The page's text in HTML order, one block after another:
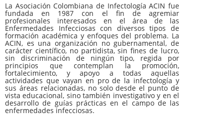
La Asociación Colombiana de Infectología ACIN fue
fundada en 1987 con el fin de agremiar
profesionales interesados en el área de las
Enfermedades Infecciosas con diversos tipos de
formación académica y enfoques del problema. La
ACIN, es una organización no gubernamental, de
carácter científico, no partidista, sin fines de lucro,
sin discriminación de ningún tipo, regida por
principios que contemplan la promoción,
fortalecimiento, y apoyo a todas aquellas
actividades que vayan en pro de la infectología y
sus áreas relacionadas, no solo desde el punto de
vista educacional, sino también investigativo y en el
desarrollo de guías prácticas en el campo de las
enfermedades infecciosas.